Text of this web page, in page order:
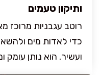
ותיקון טעמים
רוטב עגבניות מרוכז
כדי לאדות מים
ועשיר. הוא נותן עומק